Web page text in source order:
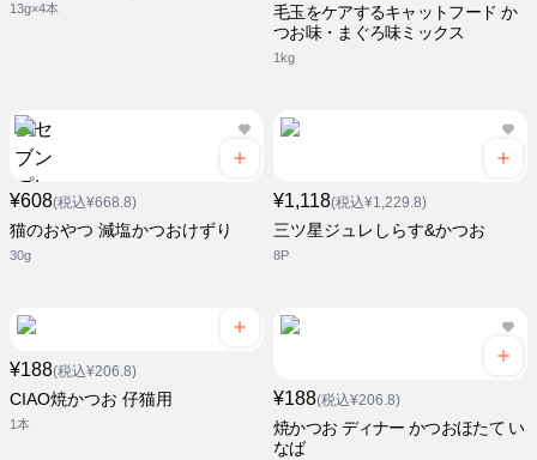
13g×4本
毛玉をケアするキャットフード か
つお味・まぐろ味ミックス
1kg
¥608(税込¥668.8)
猫のおやつ 減塩かつおけずり
30g
¥1,118(税込¥1,229.8)
三ツ星ジュレしらす&かつお
8P
¥188(税込¥206.8)
CIAO焼かつお 仔猫用
1本
¥188(税込¥206.8)
焼かつお ディナー かつおほたて い
なば